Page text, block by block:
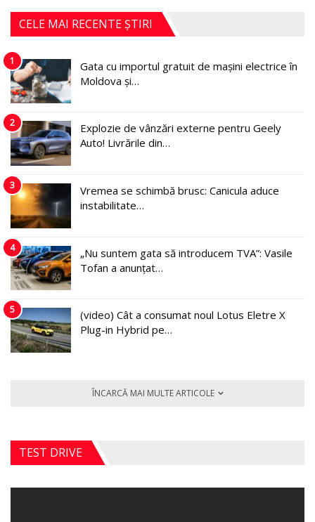
CELE MAI RECENTE ȘTIRI
1
Gata cu importul gratuit de mașini electrice în
Moldova și…
2
Explozie de vânzări externe pentru Geely
Auto! Livrările din…
3
Vremea se schimbă brusc: Canicula aduce
instabilitate…
4
„Nu suntem gata să introducem TVA”: Vasile
Tofan a anunțat…
5
(video) Cât a consumat noul Lotus Eletre X
Plug-in Hybrid pe…
ÎNCARCĂ MAI MULTE ARTICOLE
TEST DRIVE